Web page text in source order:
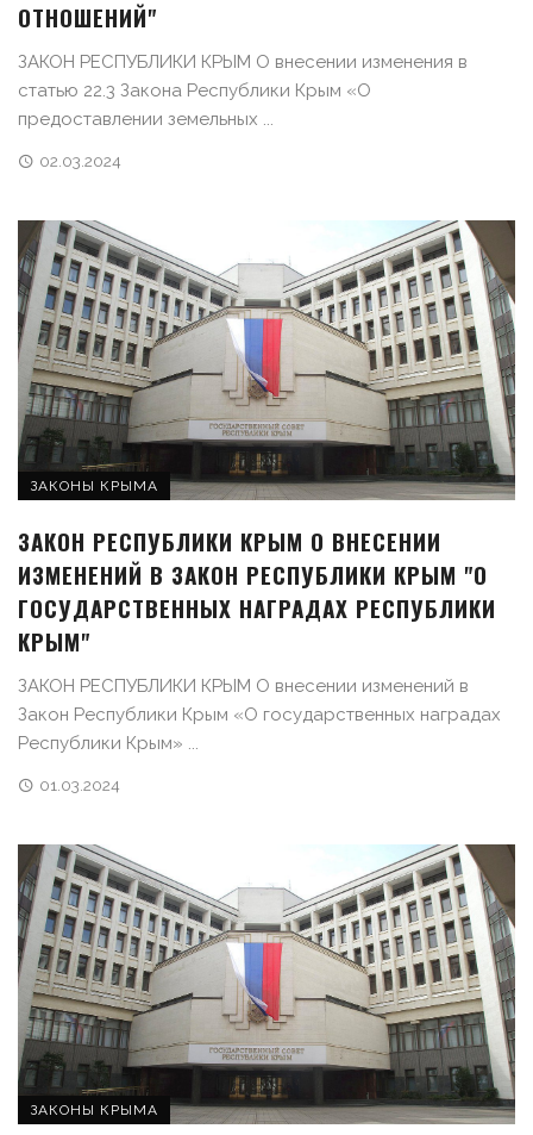
ОТНОШЕНИЙ"
ЗАКОН РЕСПУБЛИКИ КРЫМ О внесении изменения в
статью 22.3 Закона Республики Крым «О
предоставлении земельных ...
02.03.2024
ЗАКОНЫ КРЫМА
ЗАКОН РЕСПУБЛИКИ КРЫМ О ВНЕСЕНИИ
ИЗМЕНЕНИЙ В ЗАКОН РЕСПУБЛИКИ КРЫМ "О
ГОСУДАРСТВЕННЫХ НАГРАДАХ РЕСПУБЛИКИ
КРЫМ"
ЗАКОН РЕСПУБЛИКИ КРЫМ О внесении изменений в
Закон Республики Крым «О государственных наградах
Республики Крым» ...
01.03.2024
ЗАКОНЫ КРЫМА